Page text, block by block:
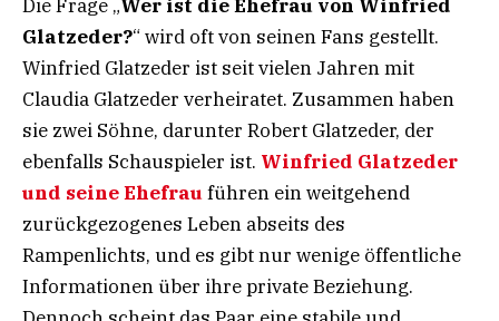
Die Frage „Wer ist die Ehefrau von Winfried
Glatzeder?“ wird oft von seinen Fans gestellt.
Winfried Glatzeder ist seit vielen Jahren mit
Claudia Glatzeder verheiratet. Zusammen haben
sie zwei Söhne, darunter Robert Glatzeder, der
ebenfalls Schauspieler ist. Winfried Glatzeder
und seine Ehefrauführen ein weitgehend
zurückgezogenes Leben abseits des
Rampenlichts, und es gibt nur wenige öffentliche
Informationen über ihre private Beziehung.